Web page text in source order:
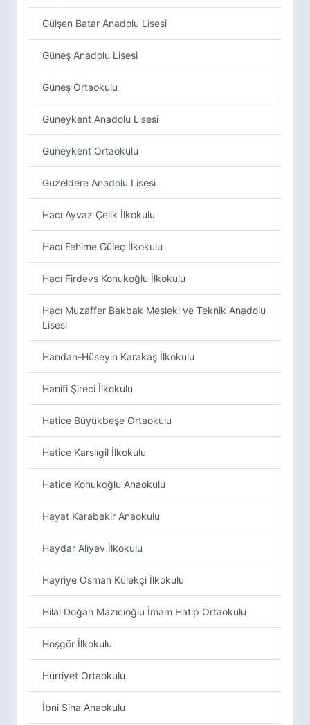
Gülşen Batar Anadolu Lisesi
Güneş Anadolu Lisesi
Güneş Ortaokulu
Güneykent Anadolu Lisesi
Güneykent Ortaokulu
Güzeldere Anadolu Lisesi
Hacı Ayvaz Çelik İlkokulu
Hacı Fehime Güleç İlkokulu
Hacı Firdevs Konukoğlu İlkokulu
Hacı Muzaffer Bakbak Mesleki ve Teknik Anadolu
Lisesi
Handan-Hüseyin Karakaş İlkokulu
Hanifi Şireci İlkokulu
Hatice Büyükbeşe Ortaokulu
Hatice Karslıgil İlkokulu
Hatice Konukoğlu Anaokulu
Hayat Karabekir Anaokulu
Haydar Aliyev İlkokulu
Hayriye Osman Külekçi İlkokulu
Hilal Doğan Mazıcıoğlu İmam Hatip Ortaokulu
Hoşgör İlkokulu
Hürriyet Ortaokulu
İbni Sina Anaokulu